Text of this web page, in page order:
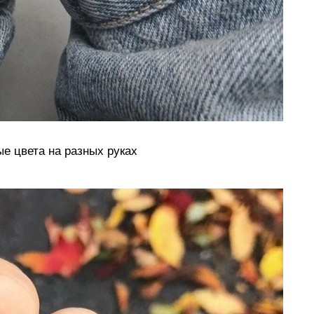
цвета на разных руках